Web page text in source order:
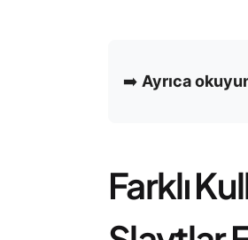
➡️ Ayrıca
Farklı